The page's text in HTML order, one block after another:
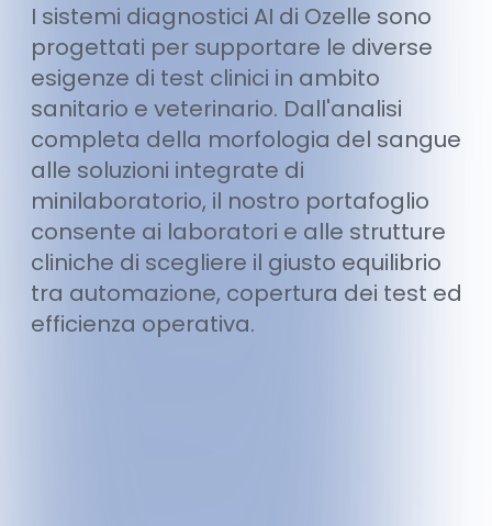
I sistemi diagnostici AI di Ozelle sono
progettati per supportare le diverse
esigenze di test clinici in ambito
sanitario e veterinario. Dall'analisi
completa della morfologia del sangue
alle soluzioni integrate di
minilaboratorio, il nostro portafoglio
consente ai laboratori e alle strutture
cliniche di scegliere il giusto equilibrio
tra automazione, copertura dei test ed
efficienza operativa.